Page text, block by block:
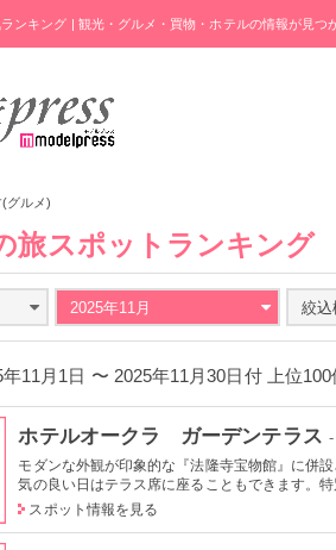
ンキング | 観光・グルメ・買物・ホテルの情報が見つ
グルメ)
旅スポットランキング
2025年11月 絞込
11月1日 〜 2025年11月30日付 上位
ホテルオークラ ガーデンテラス
モダンな外観が印象的な『法隆寺宝物館』に併
気の良い日はテラス席に座ることもできます。
スポット情報を見る